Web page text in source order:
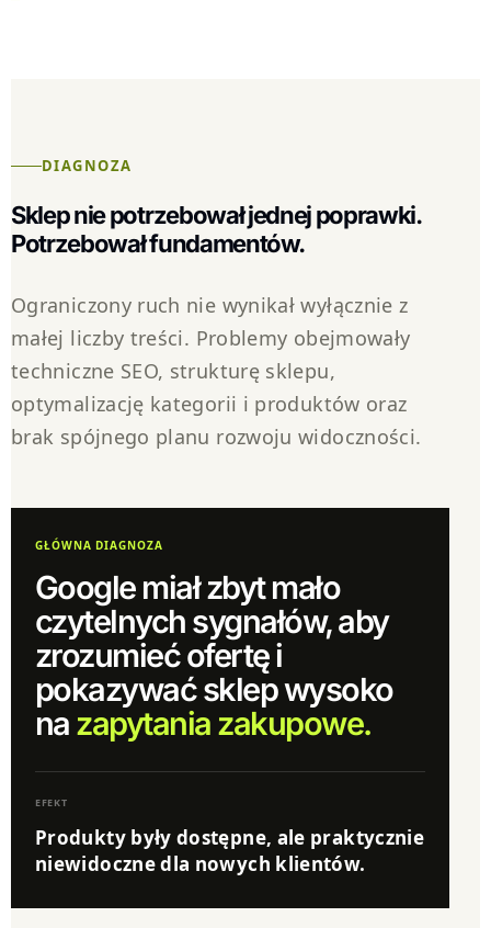
DIAGNOZA
Sklep nie potrzebował jednej poprawki.
Potrzebował fundamentów.
Ograniczony ruch nie wynikał wyłącznie z
małej liczby treści. Problemy obejmowały
techniczne SEO, strukturę sklepu,
optymalizację kategorii i produktów oraz
brak spójnego planu rozwoju widoczności.
GŁÓWNA DIAGNOZA
Google miał zbyt mało
czytelnych sygnałów, aby
zrozumieć ofertę i
pokazywać sklep wysoko
na zapytania zakupowe.
EFEKT
Produkty były dostępne, ale praktycznie
niewidoczne dla nowych klientów.